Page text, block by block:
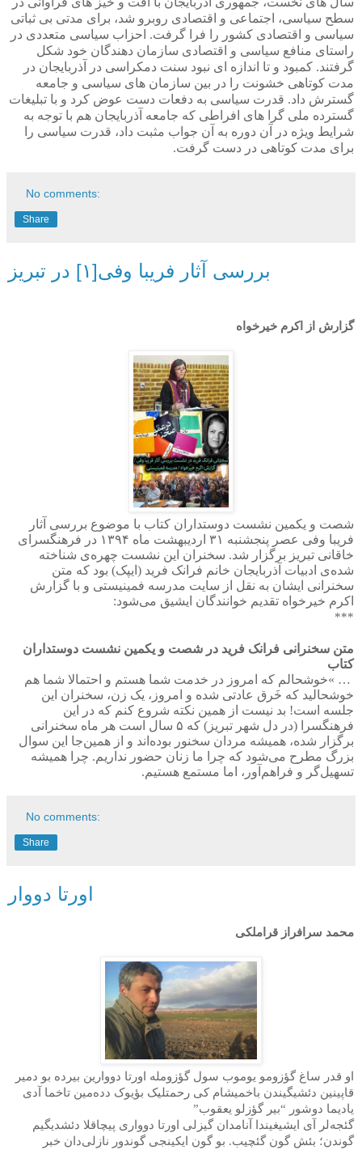
سطح سیاسی، اجتماعی و اقتصادی روبرو شد، برای مدتی بی ثباتی
سیاسی و اقتصادی کشور را فرا گرفت. احزاب سیاسی متعددی در
راستای منافع سیاسی و اقتصادی سازمان دهندگان خود شکل
گرفتند. کمبود و تا اندازه ای نبود سنت دمکراسی در آذربایجان در
مدت کوتاهی خشونت را در بین سازمان های سیاسی و جامعه
گسترش داد. قدرت سیاسی به دفعات دست عوض کرد و با تبلیغات
گسترده ملی گرا های افراطی که جامعه آذربایجان هم با توجه به
شرایط ویژه در آن دوره به آن جواب مثبت داد، قدرت سیاسی را
برای مدت کوتاهی در دست گرفت.
No comments:
Share
بررسی آثار فریبا وفی[۱] در تبریز
گزارش از اکرم خیرخواه
شصت و یکمین نشست دوستداران کتاب با موضوع بررسی آثار
فریبا وفی عصر پنجشنبه ۳۱ اردیبهشت ماه ۱۳۹۴ در فرهنگسرای
خاقانی تبریز برگزار شد. سخنران این نشست چهره‌ی شناخته
شده‌ی ادبیات آذربایجان خانم فرانک فرید (ایپک) بود که متن
سخنرانی ایشان به نقل از سایت مدرسه فمینیستی و با گزارش
اکرم خیرخواه تقدیم خوانندگان ایشیق می‌شود:
***
متن سخنرانی فرانک فرید در شصت و یکمین نشست دوستداران
کتاب
« …خوشحالم که امروز در خدمت شما هستم و احتمالا شما هم
خوشحالید که خَرق عادتی شده و امروز، یک زن، سخنران این
جلسه است! بد نیست از همین نکته شروع کنم که در این
فرهنگسرا (در دل شهر تبریز) که ۵ سال است هر ماه سخنرانی
برگزار شده، همیشه مردان سخنور بوده‌اند و از همین‌جا این سوال
بزرگ مطرح می‌شود که چرا ما زنان حضور نداریم. چرا همیشه
تسهیل‌گر و فراهم‌آور، اما مستمع هستیم.
No comments:
Share
اورتا دووار
محمد سرافراز قراملکی
او قدر ساغ گؤزومو یوموب سول گؤزومله اورتا دووارین بیرده بو دمیر
قاپینین دئشیگیندن باخمیشام کی رحمت‏لیک بؤیوک دده‌مین تاخما آدی
یادیما دوشور “بیر گؤزلو یعقوب”
گئجه‌لر آی ایشیغیندا آنامدان گیزلی اورتا دوواری پیچاقلا دئشدیگیم
گوندن؛ بئش گون گئچیب. بو گون ایکینجی گوندور نازلی‌دان خبر